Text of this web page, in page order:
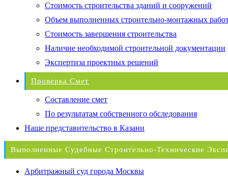
Стоимость строительства зданий и сооружений
Объем выполненных строительно-монтажных
Стоимость завершения строительства
Наличие необходимой строительной документации
Экспертиза проектных решений
Проверка Смет
Составление смет
По результатам собственного обследования
Наше представительство в Казани
Выполненные Судебные Строительно-Технические
Арбитражный суд города Москвы